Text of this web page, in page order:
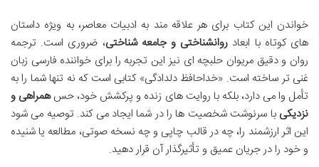
خواندن این کتاب برای هر علاقه مند به ادبیات معاصر، به ویژه داستان
های کوتاه با ابعاد روانشناختی و جامعه شناختی، ضروری است. ترجمه
روان و دقیق مریوان حلبچه ای نیز این تجربه را برای خواننده فارسی زبان
غنی تر ساخته است. «خداحافظ دلدادگی» کتابی است که نه تنها شما را به
تأمل وا می دارد، بلکه با روایت های زنده و پرکشش خود، حسهمراهی و
نزدیکی با سرنوشت شخصیت ها را در شما ایجاد می کند. توصیه می شود
این اثر ارزشمند را، چه در قالب چاپی و چه نسخه صوتی، مطالعه یا شنیده
و خود را در جریان عمیق و تأثیرگذار آن قرار دهید.